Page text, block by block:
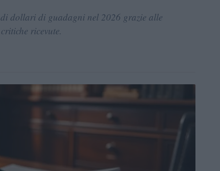
dollari di guadagni nel 2026 grazie alle
ricevute.